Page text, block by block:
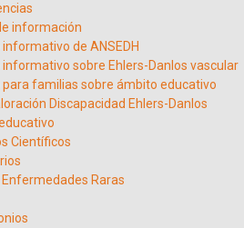
información
de ANSEDH
sobre Ehlers-Danlos vascular
para familias sobre ámbito educativo
Discapacidad Ehlers-Danlos
Científicos
Enfermedades Raras